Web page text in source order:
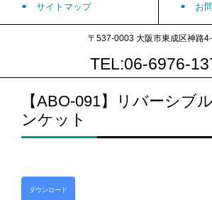
サイトマップ お
〒537-0003 大阪市東成区神路
TEL:06-6976-
【ABO-091】リバーシブ
ンケット
ダウンロード